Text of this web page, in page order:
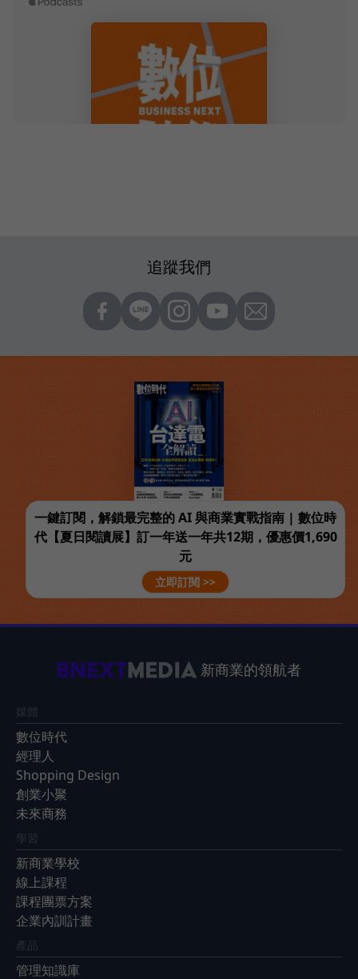
追蹤我們
一鍵訂閱，解鎖最完整的 AI 與商業實戰指南 | 數位時
代【夏日閱讀展】訂一年送一年共12期，優惠價1,690
元
立即訂閱 >>
新商業的領航者
媒體
數位時代
經理人
Shopping Design
創業小聚
未來商務
學習
新商業學校
線上課程
課程團票方案
企業內訓計畫
產品
管理知識庫